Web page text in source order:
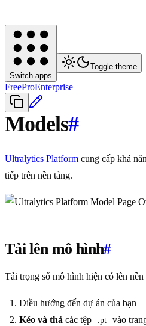
Switch apps
Toggle theme
FreeProEnterprise
Models#
Ultralytics Platform cung cấp khả
tiếp trên nền tảng.
Tải lên mô hình#
Tải trọng số mô hình hiện có lên nền
Điều hướng đến dự án của bạn
Kéo và thả các tệp .pt vào